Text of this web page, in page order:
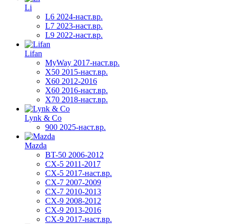
Li
L6 2024-наст.вр.
L7 2023-наст.вр.
L9 2022-наст.вр.
Lifan
MyWay 2017-наст.вр.
X50 2015-наст.вр.
X60 2012-2016
X60 2016-наст.вр.
X70 2018-наст.вр.
Lynk & Co
900 2025-наст.вр.
Mazda
BT-50 2006-2012
CX-5 2011-2017
CX-5 2017-наст.вр.
CX-7 2007-2009
CX-7 2010-2013
CX-9 2008-2012
CX-9 2013-2016
CX-9 2017-наст.вр.